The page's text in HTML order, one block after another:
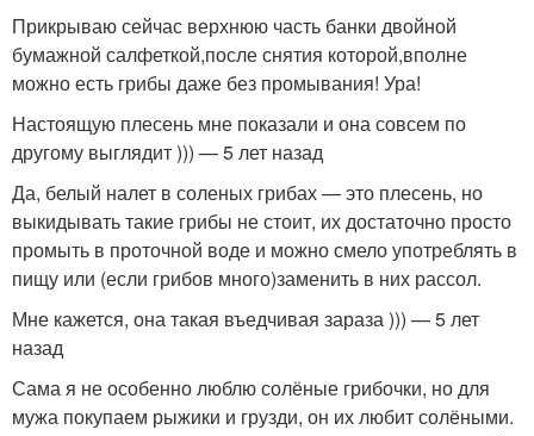
Прикрываю сейчас верхнюю часть банки двойной
бумажной салфеткой,после снятия которой,вполне
можно есть грибы даже без промывания! Ура!
Настоящую плесень мне показали и она совсем по
другому выглядит ))) — 5 лет назад
Да, белый налет в соленых грибах — это плесень, но
выкидывать такие грибы не стоит, их достаточно просто
промыть в проточной воде и можно смело употреблять в
пищу или (если грибов много)заменить в них рассол.
Мне кажется, она такая въедчивая зараза ))) — 5 лет
назад
Сама я не особенно люблю солёные грибочки, но для
мужа покупаем рыжики и грузди, он их любит солёными.